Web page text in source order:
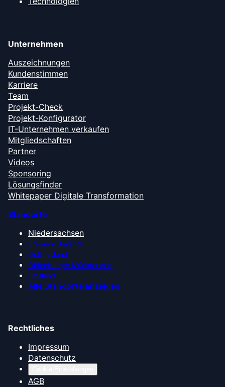
Unternehmen
Auszeichnungen
Kundenstimmen
Karriere
Team
Projekt-Check
Projekt-Konfigurator
IT-Unternehmen verkaufen
Mitgliedschaften
Partner
Videos
Sponsoring
Lösungsfinder
Whitepaper Digitale Transformation
Standorte
Niedersachsen
Bremen-Umland
Ostfriesland
Oldenburger Münsterland
Emsland
Alle Standorte anzeigen
Rechtliches
Impressum
Datenschutz
AGB